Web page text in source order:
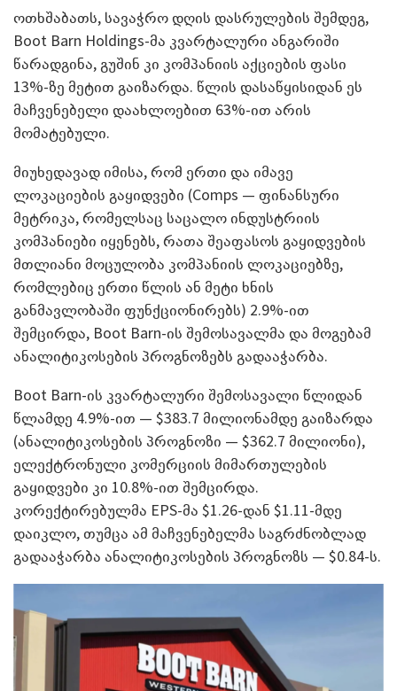
ოთხშაბათს, სავაჭრო დღის დასრულების შემდეგ,
Boot Barn Holdings-მა კვარტალური ანგარიში
წარადგინა, გუშინ კი კომპანიის აქციების ფასი
13%-ზე მეტით გაიზარდა. წლის დასაწყისიდან ეს
მაჩვენებელი დაახლოებით 63%-ით არის
მომატებული.
მიუხედავად იმისა, რომ ერთი და იმავე
ლოკაციების გაყიდვები (Comps — ფინანსური
მეტრიკა, რომელსაც საცალო ინდუსტრიის
კომპანიები იყენებს, რათა შეაფასოს გაყიდვების
მთლიანი მოცულობა კომპანიის ლოკაციებზე,
რომლებიც ერთი წლის ან მეტი ხნის
განმავლობაში ფუნქციონირებს) 2.9%-ით
შემცირდა, Boot Barn-ის შემოსავალმა და მოგებამ
ანალიტიკოსების პროგნოზებს გადააჭარბა.
Boot Barn-ის კვარტალური შემოსავალი წლიდან
წლამდე 4.9%-ით — $383.7 მილიონამდე გაიზარდა
(ანალიტიკოსების პროგნოზი — $362.7 მილიონი),
ელექტრონული კომერციის მიმართულების
გაყიდვები კი 10.8%-ით შემცირდა.
კორექტირებულმა EPS-მა $1.26-დან $1.11-მდე
დაიკლო, თუმცა ამ მაჩვენებელმა საგრძნობლად
გადააჭარბა ანალიტიკოსების პროგნოზს — $0.84-ს.